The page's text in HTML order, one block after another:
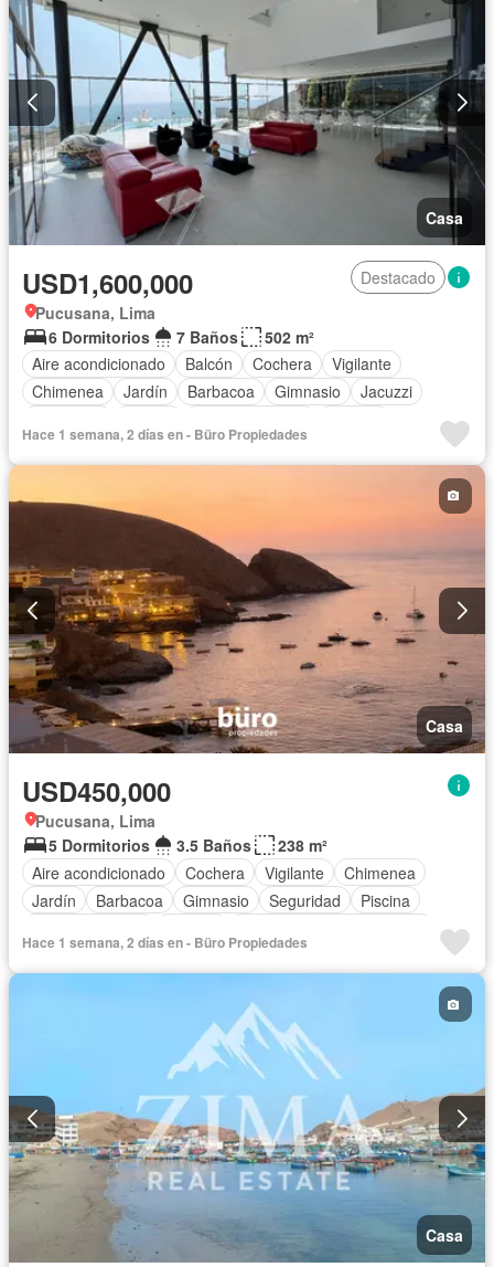
Casa
USD1,600,000
Destacado
Pucusana, Lima
6 Dormitorios
7 Baños
502 m²
Aire acondicionado
Balcón Cochera
Vigilante
Chimenea
Jardín Barbacoa Gimnasio
Jacuzzi
Hace 1 semana, 2 días en - Büro Propiedades
Casa
USD450,000
Pucusana, Lima
5 Dormitorios
3.5 Baños
238 m²
Aire acondicionado
Cochera Vigilante
Chimenea
Jardín
Barbacoa Gimnasio Seguridad
Piscina
Hace 1 semana, 2 días en - Büro Propiedades
Casa